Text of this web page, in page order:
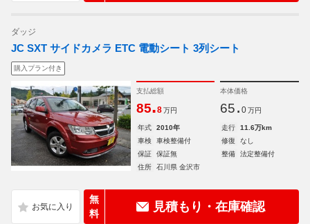
ダッジ
JC SXT サイドカメラ ETC 電動シート 3列シート
購入プラン付き
支払総額
85.8 万円
本体価格
65. 0 万円
年式 2010年 走行
11.6万km
車検
車検整備付 修復
なし
保証
保証無 整備
法定整備付
住所
石川県 金沢市
無
料
見積もり・在庫確認